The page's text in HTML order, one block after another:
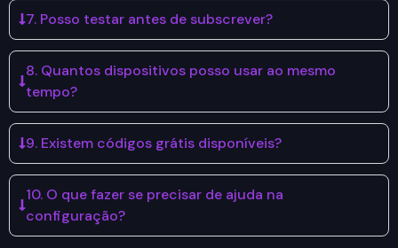
7. Posso testar antes de subscrever?
8. Quantos dispositivos posso usar ao mesmo
tempo?
9. Existem códigos grátis disponíveis?
10. O que fazer se precisar de ajuda na
configuração?